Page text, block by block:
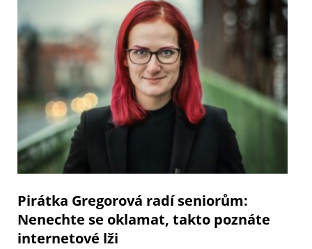
Pirátka Gregorová radí seniorům:
Nenechte se oklamat, takto poznáte
internetové lži